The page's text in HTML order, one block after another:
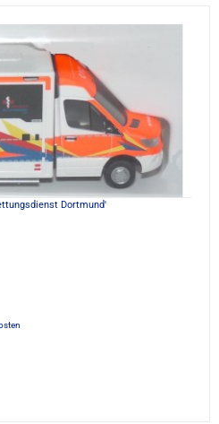
Dortmund'